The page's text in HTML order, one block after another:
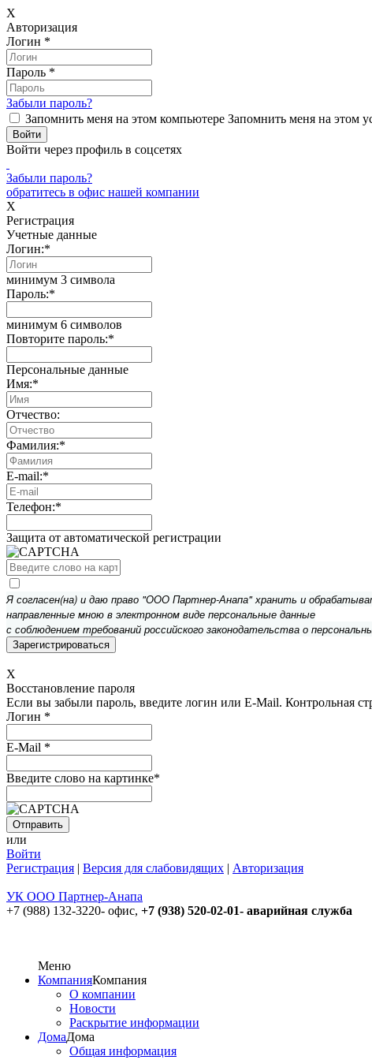
X
Авторизация
Логин *
Пароль *
Забыли пароль?
Запомнить меня на этом компьютере Запомнить меня на этом
Войти через профиль в соцсетях
Забыли пароль?
обратитесь в офис нашей компании
X
Регистрация
Учетные данные
Логин:*
минимум 3 символа
Пароль:*
минимум 6 символов
Повторите пароль:*
Персональные данные
Имя:*
Отчество:
Фамилия:*
E-mail:*
Телефон:*
Защита от автоматической регистрации
Я согласен(на) и даю право "ООО Партнер-Анапа" хранить и
направленные мною в электронном виде персональные данные
с соблюдением требований российского законодательства о
X
Восстановление пароля
Если вы забыли пароль, введите логин или E-Mail. Контрольная
Логин *
E-Mail *
Введите слово на картинке*
или
Войти
Регистрация | Версия для слабовидящих | Авторизация
УК ООО Партнер-Анапа
+7 (988) 132-3220- офис, +7 (938) 520-02-01- аварийная служба
Меню
КомпанияКомпания
О компании
Новости
Раскрытие информации
ДомаДома
Общая информация